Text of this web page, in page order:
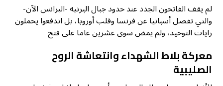
لم يقف الفاتحون الجدد عند حدود جبال البرنيه -البرانس الآن-
والتي تفصل أسبانيا عن فرنسا وقلب أوروبا، بل اندفعوا يحملون
رايات التوحيد، ولم يمض سوى عشرين عاما على فتح
معركة بلاط الشهداء وانتعاشة الروح
الصليبية